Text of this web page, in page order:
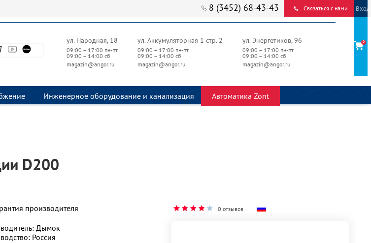
8 (3452) 68-43-43 Связаться с нами
ул. Народная, 18
09:00 – 17:00 пн-пт
09:00 – 14:00 сб
magazin@angor.ru
ул. Аккумуляторная 1 стр. 2
09:00 – 17:00 пн-пт
09:00 – 14:00 сб
magazin@angor.ru
ул. Энергетиков, 96
09:00 – 17:00 пн-пт
09:00 – 14:00 сб
magazin@angor.ru
Инженерное оборудование и канализация Автоматика Zont
Вход
0
D200
производителя
Дымок
Россия
0 отзывов